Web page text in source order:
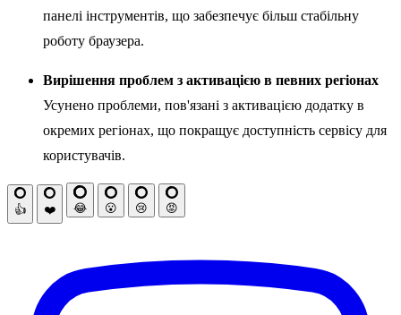
панелі інструментів, що забезпечує більш стабільну
роботу браузера.
Вирішення проблем з активацією в певних регіонах
Усунено проблеми, пов'язані з активацією додатку в
окремих регіонах, що покращує доступність сервісу для
користувачів.
👍 ❤️ 😂 😮 😢 😡